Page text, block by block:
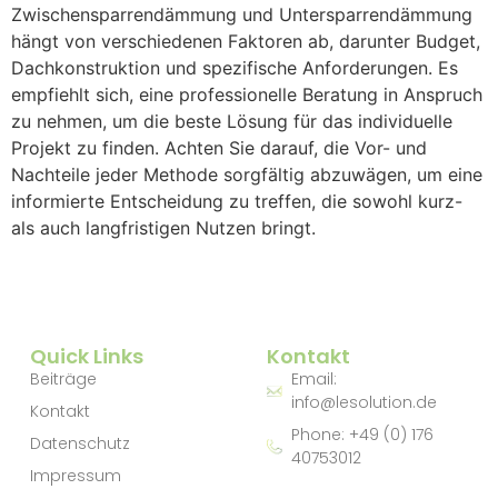
Zwischensparrendämmung und Untersparrendämmung
hängt von verschiedenen Faktoren ab, darunter Budget,
Dachkonstruktion und spezifische Anforderungen. Es
empfiehlt sich, eine professionelle Beratung in Anspruch
zu nehmen, um die beste Lösung für das individuelle
Projekt zu finden. Achten Sie darauf, die Vor- und
Nachteile jeder Methode sorgfältig abzuwägen, um eine
informierte Entscheidung zu treffen, die sowohl kurz-
als auch langfristigen Nutzen bringt.
Quick Links
Beiträge
Kontakt
Datenschutz
Impressum
Kontakt
Email:
info@lesolution.de
Phone: +49 (0) 176
40753012